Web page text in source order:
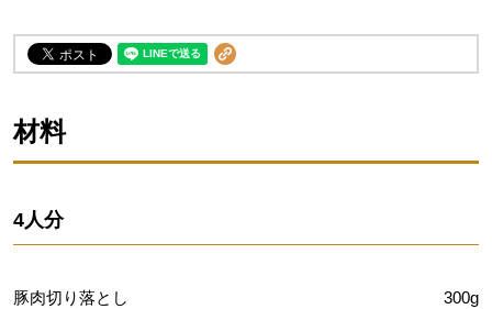
材料
4人分
豚肉切り落とし 300g